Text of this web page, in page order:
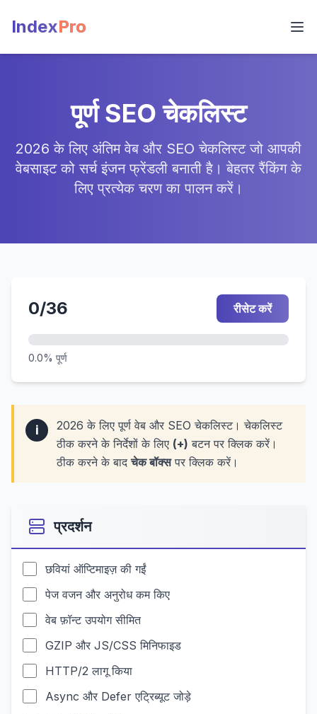
IndexPro
पूर्ण SEO चेकलिस्ट
2026 के लिए अंतिम वेब और SEO चेकलिस्ट जो आपकी
वेबसाइट को सर्च इंजन फ्रेंडली बनाती है। बेहतर रैंकिंग के
लिए प्रत्येक चरण का पालन करें।
0/36 रीसेट करें
0.0% पूर्ण
i
2026 के लिए पूर्ण वेब और SEO चेकलिस्ट। चेकलिस्ट
ठीक करने के निर्देशों के लिए (+) बटन पर क्लिक करें।
ठीक करने के बादचेक बॉक्सपर क्लिक करें।
प्रदर्शन
छवियां ऑप्टिमाइज़ की गईं
पेज वजन और अनुरोध कम किए
वेब फ़ॉन्ट उपयोग सीमित
GZIP और JS/CSS मिनिफाइड
HTTP/2 लागू किया
Async और Defer एट्रिब्यूट जोड़े